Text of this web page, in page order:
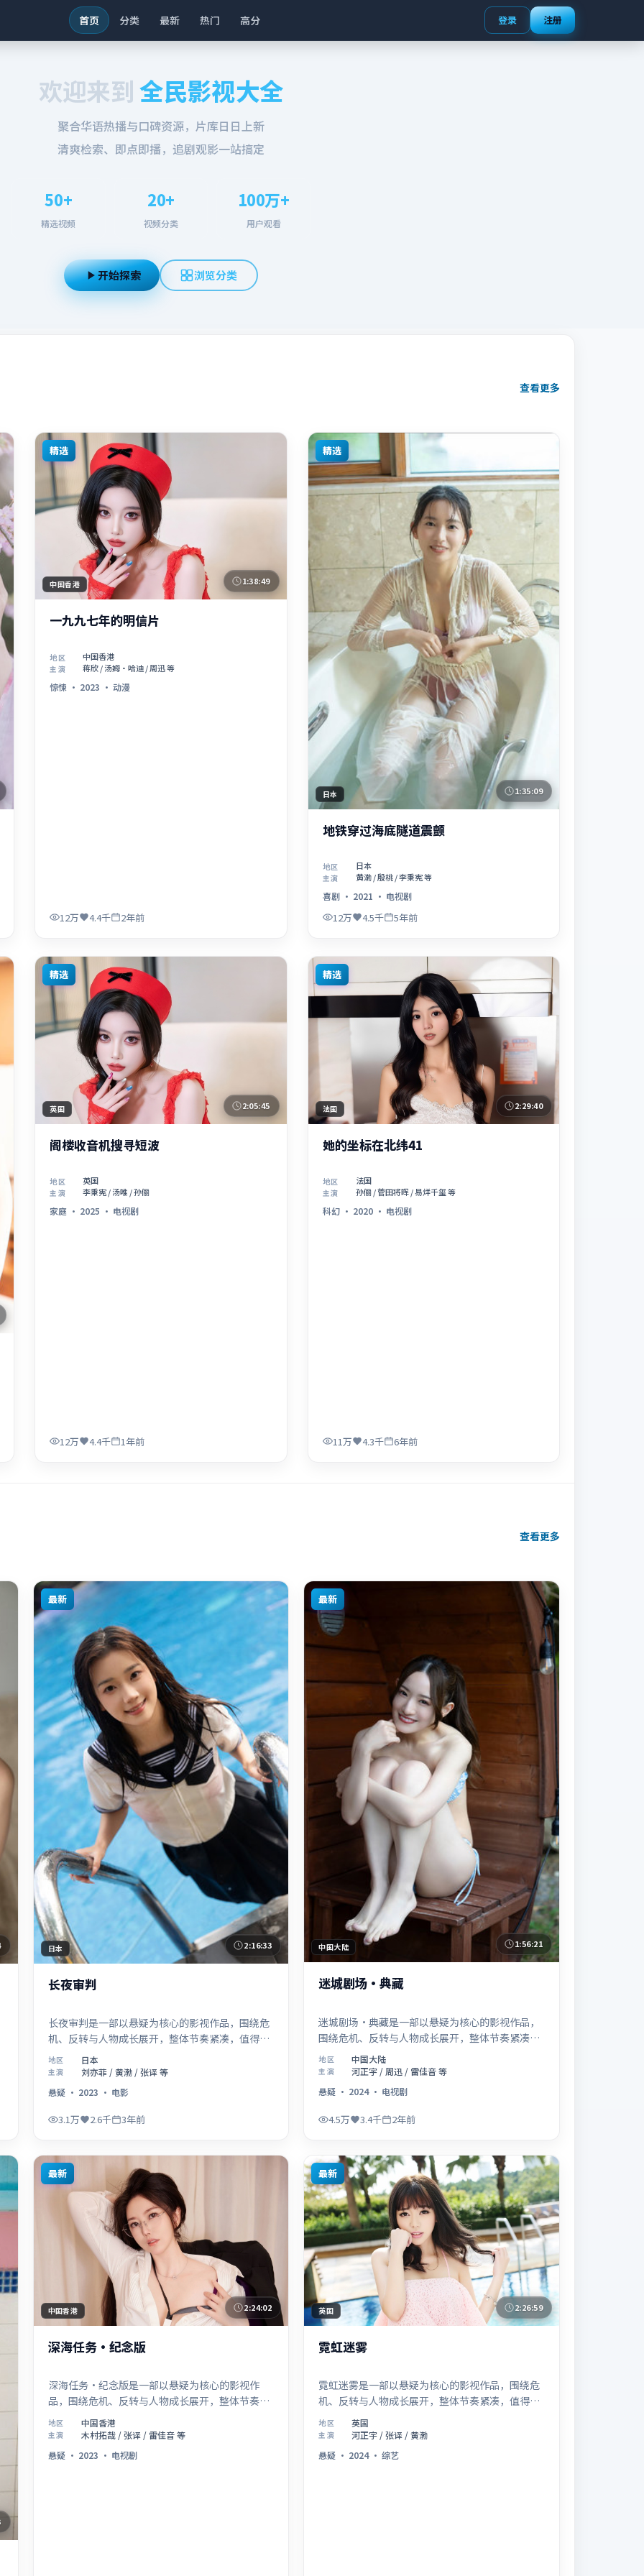
首页 分类 最新 热门 高分 登录 注册
欢迎来到全民影视大全
聚合华语热播与口碑资源，片库日日上新
清爽检索、即点即播，追剧观影一站搞定
50+
精选视频
20+
视频分类
100万+
用户观看
开始探索 浏览分类
查看更多
精选
中国香港 1:38:49
一九九七年的明信片
地区 中国香港
主演 蒋欣 / 汤姆·哈迪 / 周迅 等
惊悚 · 2023 ·动漫
12万 4.4千 2年前
精选
日本 1:35:09
地铁穿过海底隧道震颤
地区 日本
主演 黄渤 / 殷桃 / 李秉宪 等
喜剧· 2021 · 电视剧
12万 4.5千 5年前
精选
英国 2:05:45
阁楼收音机搜寻短波
地区 英国
主演 李秉宪 / 汤唯 / 孙俪
家庭 · 2025 · 电视剧
12万 4.4千 1年前
精选
法国 2:29:40
她的坐标在北纬41
地区 法国
主演 孙俪 / 菅田将晖 / 易烊千玺 等
科幻· 2020· 电视剧
11万 4.3千 6年前
查看更多
最新
日本 2:16:33
长夜审判
长夜审判是一部以悬疑为核心的影视作品，围绕危
机、反转与人物成长展开，整体节奏紧凑，值得推
荐观看。
地区 日本
主演
刘亦菲 / 黄渤 / 张译 等
悬疑· 2023 · 电影
3.1万 2.6千 3年前
最新
中国大陆 1:56:21
迷城剧场·典藏
迷城剧场·典藏是一部以悬疑为核心的影视作品，
围绕危机、反转与人物成长展开，整体节奏紧凑，
值得推荐观看。
地区 中国大陆
主演
河正宇 / 周迅 / 雷佳音 等
悬疑 · 2024· 电视剧
4.5万 3.4千 2年前
最新
中国香港 2:24:02
深海任务·纪念版
深海任务·纪念版是一部以悬疑为核心的影视作
品，围绕危机、反转与人物成长展开，整体节奏紧
凑，值得推荐观看。
地区 中国香港
主演
木村拓哉 / 张译 / 雷佳音 等
悬疑· 2023 · 电视剧
最新
英国 2:26:59
霓虹迷雾
霓虹迷雾是一部以悬疑为核心的影视作品，围绕危
机、反转与人物成长展开，整体节奏紧凑，值得推
荐观看。
地区 英国
主演
河正宇 / 张译 / 黄渤
悬疑 · 2024·综艺